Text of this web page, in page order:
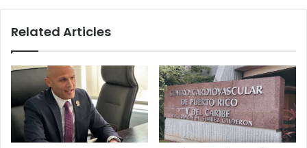
Related Articles